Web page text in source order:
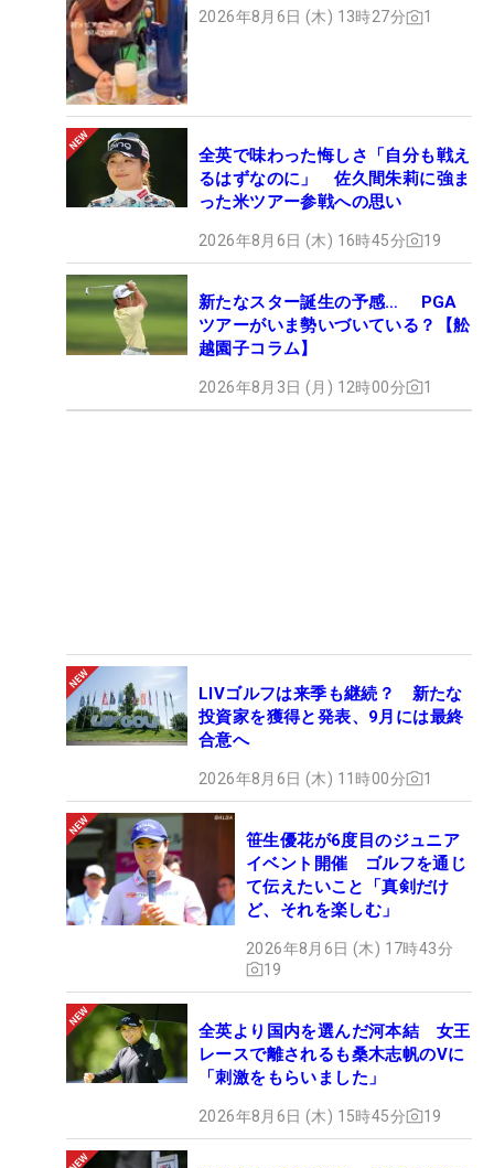
2026年8月6日 (木) 13時27分 1
全英で味わった悔しさ「自分も戦え
るはずなのに」 佐久間朱莉に強ま
った米ツアー参戦への思い
2026年8月6日 (木) 16時45分 19
新たなスター誕生の予感… PGA
ツアーがいま勢いづいている？【舩
越園子コラム】
2026年8月3日 (月) 12時00分 1
LIVゴルフは来季も継続？ 新たな
投資家を獲得と発表、9月には最終
合意へ
2026年8月6日 (木) 11時00分 1
笹生優花が6度目のジュニア
イベント開催 ゴルフを通じ
て伝えたいこと「真剣だけ
ど、それを楽しむ」
2026年8月6日 (木) 17時43分
19
全英より国内を選んだ河本結 女王
レースで離されるも桑木志帆のVに
「刺激をもらいました」
2026年8月6日 (木) 15時45分 19